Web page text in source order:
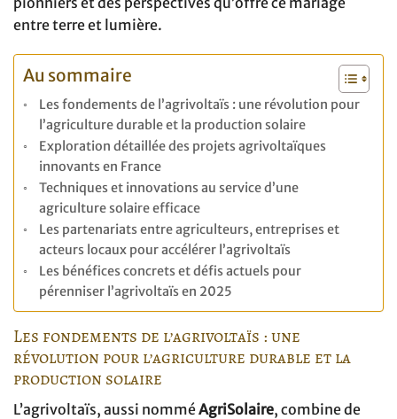
entre terre et lumière.
Au sommaire
Les fondements de l’agrivoltaïs : une révolution pour
l’agriculture durable et la production solaire
Exploration détaillée des projets agrivoltaïques
innovants en France
Techniques et innovations au service d’une
agriculture solaire efficace
Les partenariats entre agriculteurs, entreprises et
acteurs locaux pour accélérer l’agrivoltaïs
Les bénéfices concrets et défis actuels pour
pérenniser l’agrivoltaïs en 2025
Les fondements de l’agrivoltaïs : une
révolution pour l’agriculture durable et la
production solaire
L’agrivoltaïs, aussi nomméAgriSolaire, combine de